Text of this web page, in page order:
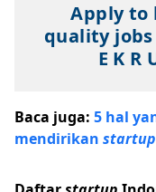
Apply to
quality
E K R
Baca juga: 5 hal
mendirikan startup